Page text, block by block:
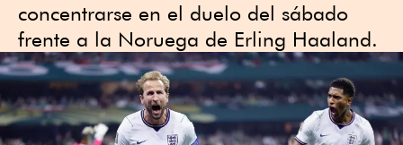
concentrarse en el duelo del sábado
frente a la Noruega de Erling Haaland.